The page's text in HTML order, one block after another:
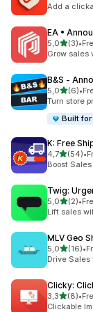
Add a
EA •
5,0z 5 hvězd
(3)
Celkový •
Grow sales
B&S ‑
5,0z 5(6)
Celkový •
Turn store
Built
K: Free
4,7z 5 hvězd
(54)
Celkový •
Boost
Twig:
5,0z 5 hvězd
(2)
Celkový •
Lift sales
MLV Geo
5,0z 5(16)
Celkový •
Drive
Clicky:
3,3z 5 hvězd
(8)
Celkový•
Clickable